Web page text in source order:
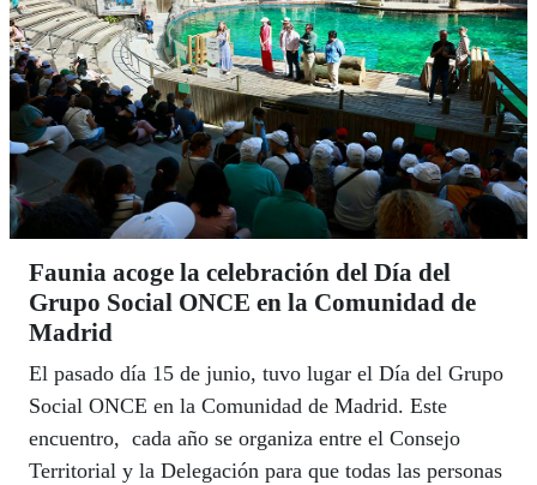
Faunia acoge la celebración del Día del
Grupo Social ONCE en la Comunidad de
Madrid
El pasado día 15 de junio, tuvo lugar el Día del Grupo
Social ONCE en la Comunidad de Madrid. Este
encuentro, cada año se organiza entre el Consejo
Territorial y la Delegación para que todas las personas